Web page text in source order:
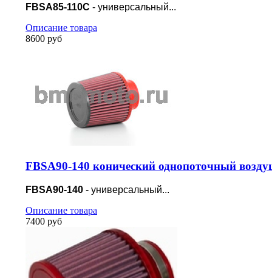
FBSA85-110C - универсальный...
Описание товара
8600 руб
FBSA90-140 конический однопоточный
FBSA90-140 - универсальный...
Описание товара
7400 руб